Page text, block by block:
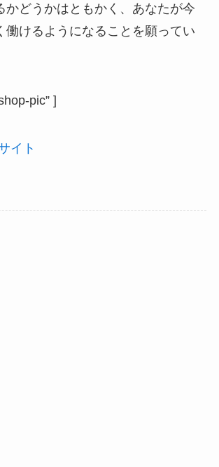
かどうかはともかく、あなたが今
働けるようになることを願ってい
pic” ]
イト